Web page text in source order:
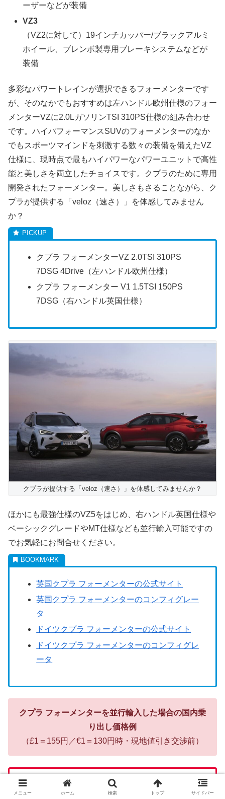
ーザーなどが装備
VZ3
（VZ2に対して）19インチカッパー/ブラックアルミ
ホイール、ブレンボ製専用ブレーキシステムなどが
装備
多彩なパワートレインが選択できるフォーメンターです
が、そのなかでもおすすめは左ハンドル欧州仕様のフォー
メンターVZに2.0LガソリンTSI 310PS仕様の組み合わせ
です。ハイパフォーマンスSUVのフォーメンターのなか
でもスポーツマインドを刺激する数々の装備を備えたVZ
仕様に、現時点で最もハイパワーなパワーユニットで高性
能と美しさを両立したチョイスです。クプラのために専用
開発されたフォーメンター。美しさもさることながら、ク
プラが提供する「veloz（速さ）」を体感してみません
か？
クプラ フォーメンターVZ 2.0TSI 310PS
7DSG 4Drive（左ハンドル欧州仕様）
クプラ フォーメンター V1 1.5TSI 150PS
7DSG（右ハンドル英国仕様）
クプラが提供する「veloz（速さ）」を体感してみませんか？
ほかにも最強仕様のVZ5をはじめ、右ハンドル英国仕様や
ベーシックグレードやMT仕様なども並行輸入可能ですの
でお気軽にお問合せください。
英国クプラ フォーメンターの公式サイト
英国クプラ フォーメンターのコンフィグレー
タ
ドイツクプラ フォーメンターの公式サイト
ドイツクプラ フォーメンターのコンフィグレ
ータ
クプラ フォーメンターを並行輸入した場合の国内乗
り出し価格例
（£1＝155円／€1＝130円時・現地値引き交渉前）
クプラ フォーメンターVZ 2.0TSI 310PS 7DSG
メニュー ホーム 検索 トップ サイドバー